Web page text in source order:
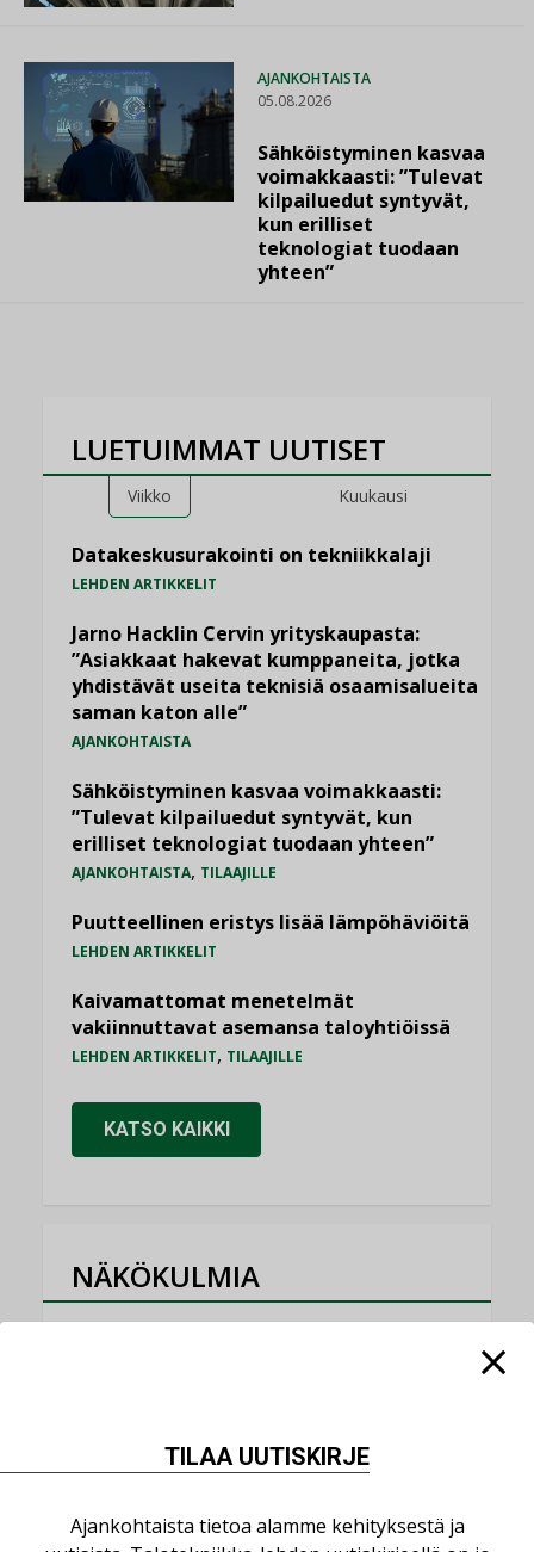
AJANKOHTAISTA
05.08.2026
Sähköistyminen kasvaa
voimakkaasti: ”Tulevat
kilpailuedut syntyvät,
kun erilliset
teknologiat tuodaan
yhteen”
LUETUIMMAT UUTISET
Viikko Kuukausi
Datakeskusurakointi on tekniikkalaji
LEHDEN ARTIKKELIT
Jarno Hacklin Cervin yrityskaupasta:
”Asiakkaat hakevat kumppaneita, jotka
yhdistävät useita teknisiä osaamisalueita
saman katon alle”
AJANKOHTAISTA
Sähköistyminen kasvaa voimakkaasti:
”Tulevat kilpailuedut syntyvät, kun
erilliset teknologiat tuodaan yhteen”
AJANKOHTAISTA, TILAAJILLE
Puutteellinen eristys lisää lämpöhäviöitä
LEHDEN ARTIKKELIT
Kaivamattomat menetelmät
vakiinnuttavat asemansa taloyhtiöissä
LEHDEN ARTIKKELIT, TILAAJILLE
KATSO KAIKKI
NÄKÖKULMIA
Sähköistäminen säästää euroja
KOLUMNI
Yli miljoona kotia on vailla toimivaa
TILAA UUTISKIRJE
Ajankohtaista tietoa alamme kehityksestä ja